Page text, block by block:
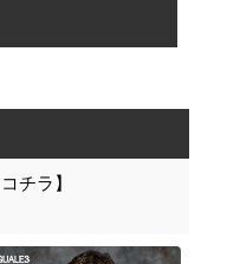
コチラ 】